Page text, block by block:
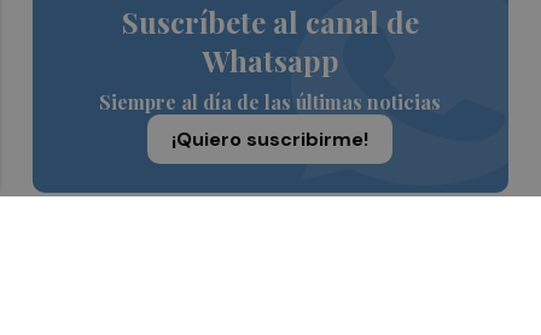
Suscríbete al canal de
Whatsapp
Siempre al día de las últimas noticias
¡Quiero suscribirme!